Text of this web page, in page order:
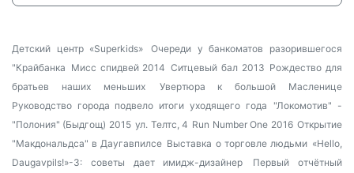
Детский центр «Superkids»
Очереди у банкоматов разорившегося
"Крайбанка Мисс спидвей 2014 Ситцевый бал 2013 Рождество для
братьев наших меньших
Увертюра к большой Масленице
Руководство города подвело итоги уходящего года
"Локомотив" -
"Полония" (Быдгощ) 2015 ул. Телтс, 4 Run Number One 2016 Открытие
"Макдональдса" в Даугавпилсе Выставка о торговле людьми «Hello,
Daugavpils!»-3: советы дает имидж-дизайнер
Первый отчётный